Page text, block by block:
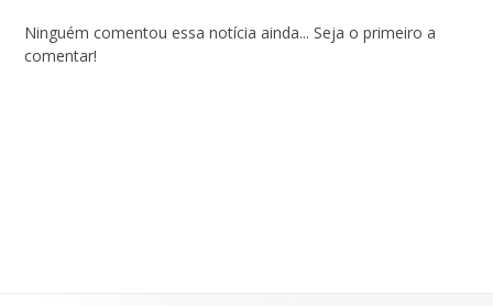
Ninguém comentou essa notícia ainda... Seja o primeiro a
comentar!